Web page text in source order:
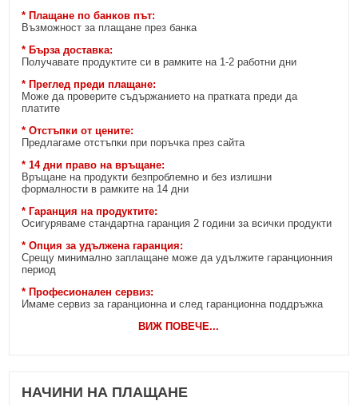
* Плащане по банков път:
Възможност за плащане през банка
* Бърза доставка:
Получавате продуктите си в рамките на 1-2 работни дни
* Преглед преди плащане:
Може да проверите съдържанието на пратката преди да
платите
* Отстъпки от цените:
Предлагаме отстъпки при поръчка през сайта
* 14 дни право на връщане:
Връщане на продукти безпроблемно и без излишни
формалности в рамките на 14 дни
* Гаранция на продуктите:
Осигуряваме стандартна гаранция 2 години за всички продукти
* Опция за удължена гаранция:
Срещу минимално заплащане може да удължите гаранционния
период
* Професионален сервиз:
Имаме сервиз за гаранционна и след гаранционна поддръжка
ВИЖ ПОВЕЧЕ...
НАЧИНИ НА ПЛАЩАНЕ